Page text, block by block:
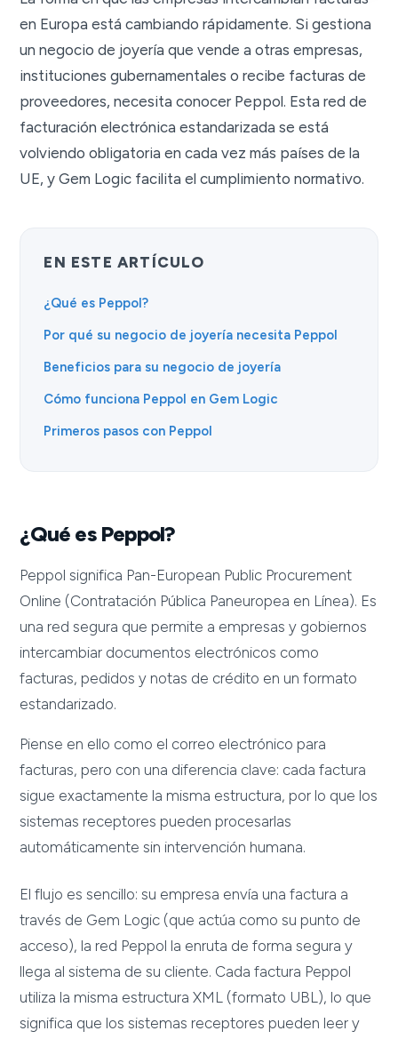
en Europa está cambiando rápidamente. Si gestiona
un negocio de joyería que vende a otras empresas,
instituciones gubernamentales o recibe facturas de
proveedores, necesita conocer Peppol. Esta red de
facturación electrónica estandarizada se está
volviendo obligatoria en cada vez más países de la
UE, y Gem Logic facilita el cumplimiento normativo.
EN ESTE ARTÍCULO
¿Qué es Peppol?
Por qué su negocio de joyería necesita Peppol
Beneficios para su negocio de joyería
Cómo funciona Peppol en Gem Logic
Primeros pasos con Peppol
¿Qué es Peppol?
Peppol significa Pan-European Public Procurement
Online (Contratación Pública Paneuropea en Línea). Es
una red segura que permite a empresas y gobiernos
intercambiar documentos electrónicos como
facturas, pedidos y notas de crédito en un formato
estandarizado.
Piense en ello como el correo electrónico para
facturas, pero con una diferencia clave: cada factura
sigue exactamente la misma estructura, por lo que los
sistemas receptores pueden procesarlas
automáticamente sin intervención humana.
El flujo es sencillo: su empresa envía una factura a
través de Gem Logic (que actúa como su punto de
acceso), la red Peppol la enruta de forma segura y
llega al sistema de su cliente. Cada factura Peppol
utiliza la misma estructura XML (formato UBL), lo que
significa que los sistemas receptores pueden leer y